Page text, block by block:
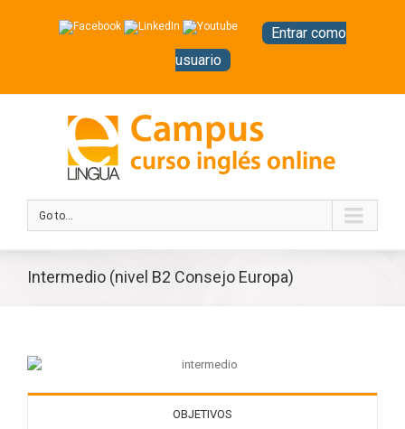
Entrar como
usuario
Go to...
Intermedio (nivel B2 Consejo Europa)
OBJETIVOS